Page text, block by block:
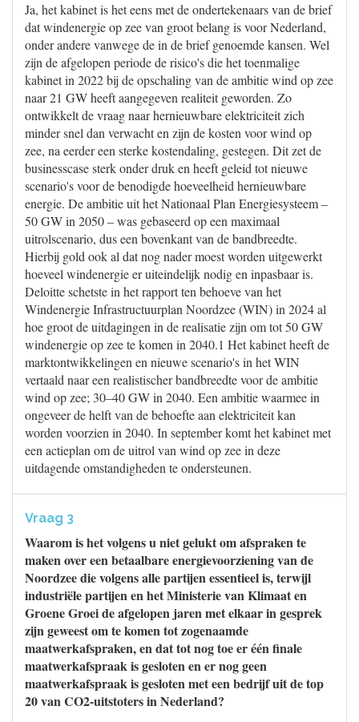
Ja, het kabinet is het eens met de ondertekenaars van de brief
dat windenergie op zee van groot belang is voor Nederland,
onder andere vanwege de in de brief genoemde kansen. Wel
zijn de afgelopen periode de risico's die het toenmalige
kabinet in 2022 bij de opschaling van de ambitie wind op zee
naar 21 GW heeft aangegeven realiteit geworden. Zo
ontwikkelt de vraag naar hernieuwbare elektriciteit zich
minder snel dan verwacht en zijn de kosten voor wind op
zee, na eerder een sterke kostendaling, gestegen. Dit zet de
businesscase sterk onder druk en heeft geleid tot nieuwe
scenario's voor de benodigde hoeveelheid hernieuwbare
energie. De ambitie uit het Nationaal Plan Energiesysteem –
50 GW in 2050 – was gebaseerd op een maximaal
uitrolscenario, dus een bovenkant van de bandbreedte.
Hierbij gold ook al dat nog nader moest worden uitgewerkt
hoeveel windenergie er uiteindelijk nodig en inpasbaar is.
Deloitte schetste in het rapport ten behoeve van het
Windenergie Infrastructuurplan Noordzee (WIN) in 2024 al
hoe groot de uitdagingen in de realisatie zijn om tot 50 GW
windenergie op zee te komen in 2040.1 Het kabinet heeft de
marktontwikkelingen en nieuwe scenario's in het WIN
vertaald naar een realistischer bandbreedte voor de ambitie
wind op zee; 30–40 GW in 2040. Een ambitie waarmee in
ongeveer de helft van de behoefte aan elektriciteit kan
worden voorzien in 2040. In september komt het kabinet met
een actieplan om de uitrol van wind op zee in deze
uitdagende omstandigheden te ondersteunen.
Vraag 3
Waarom is het volgens u niet gelukt om afspraken te
maken over een betaalbare energievoorziening van de
Noordzee die volgens alle partijen essentieel is, terwijl
industriële partijen en het Ministerie van Klimaat en
Groene Groei de afgelopen jaren met elkaar in gesprek
zijn geweest om te komen tot zogenaamde
maatwerkafspraken, en dat tot nog toe er één finale
maatwerkafspraak is gesloten en er nog geen
maatwerkafspraak is gesloten met een bedrijf uit de top
20 van CO2-uitstoters in Nederland?